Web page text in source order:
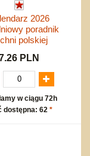
2026
poradnik
polskiej
PLN
w ciągu 72h
dostępna: 62 *